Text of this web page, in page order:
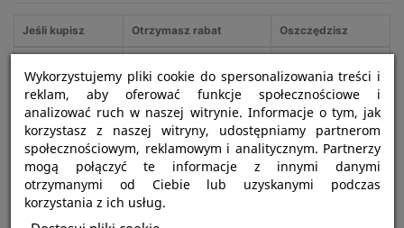
Jeśli kupisz Otrzymasz rabat Oszczędzisz
Najważniejsze informacje:
Nazwa gatunku:
Nhandu cerradensis
Tryb życia:
Wykorzystujemy pliki cookie do spersonalizowania treści i
reklam, aby oferować funkcje społecznościowe i
analizować ruch w naszej witrynie. Informacje o tym, jak
korzystasz z naszej witryny, udostępniamy partnerom
społecznościowym, reklamowym i analitycznym. Partnerzy
mogą połączyć te informacje z innymi danymi
otrzymanymi od Ciebie lub uzyskanymi podczas
korzystania z ich usług.